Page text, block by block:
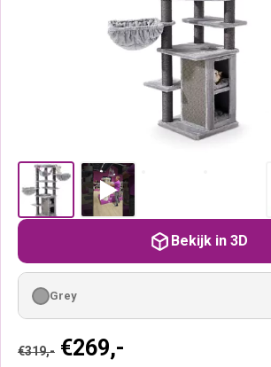
€319,- Oorspronkelijke
€269,-
Grey
Bekijk in 3D